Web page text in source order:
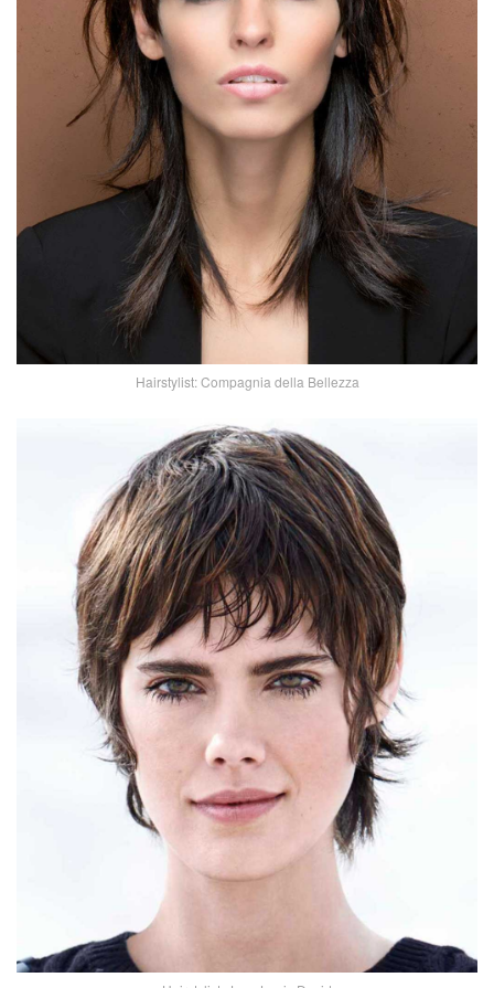
Hairstylist: Compagnia della Bellezza